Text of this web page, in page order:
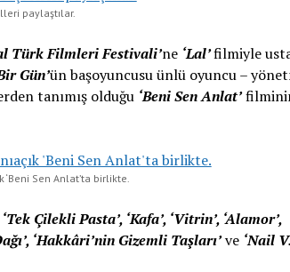
paylaştılar.
Türk Filmleri Festivali’ne ‘Lal’filmiyle
Gün’ün başoyuncusu ünlü oyuncu –
tanımış olduğu ‘Beni Sen Anlat’
‘Beni Sen Anlat’ta birlikte.
‘Tek Çilekli Pasta’, ‘Kafa’, ‘Vitrin’, ‘Alamor’,
‘Hakkâri’nin Gizemli Taşları’ve ‘Nail